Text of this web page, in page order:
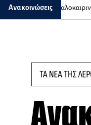
Ανακοινώσειςτο καλοκαιρινό
ΤΑ ΝΕΑ ΤΗΣ